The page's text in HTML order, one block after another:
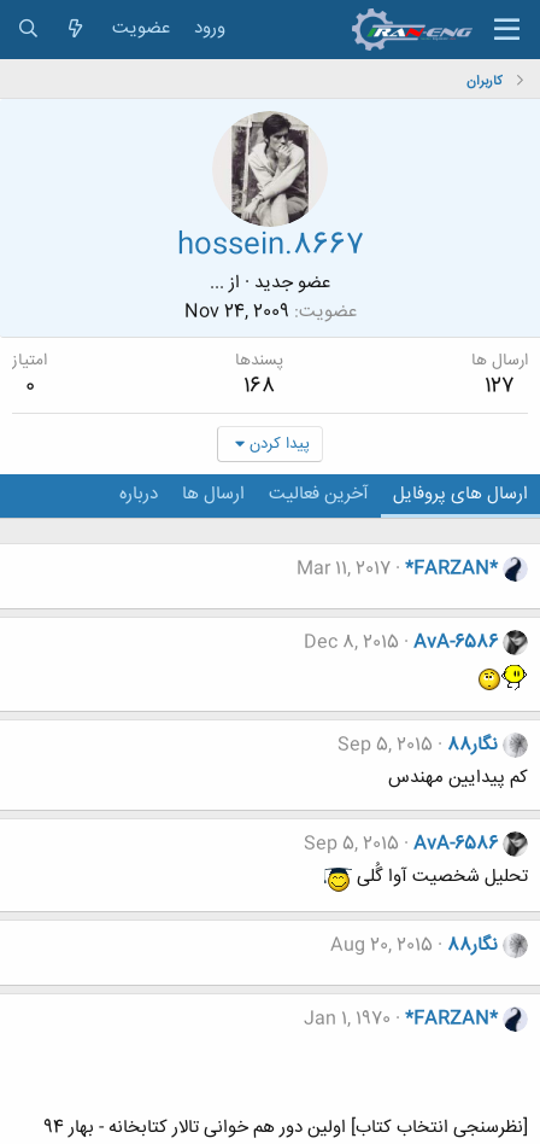
ورود عضویت
کاربران
hossein.8667
عضو جدید · از ...
عضویت Nov 24, 2009
ارسال ها
127
پسندها
168
امتیاز
0
پیدا کردن
ارسال های پروفایل آخرین فعالیت ارسال ها درباره
*FARZAN*
Mar 11, 2017
AvA-6586
Dec 8, 2015
نگار88
Sep 5, 2015
کم پیدایین مهندس
AvA-6586
Sep 5, 2015
تحلیل شخصیت آوا گُلی
نگار88 Aug 20, 2015
*FARZAN*
Jan 1, 1970
[نظرسنجی انتخاب کتاب] اولین دور هم خوانی تالار کتابخانه - بهار 94